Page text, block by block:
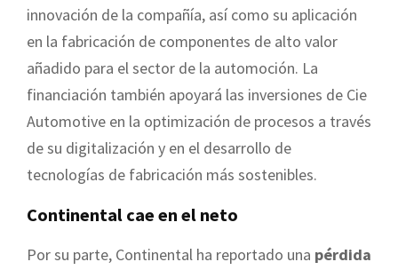
innovación de la compañía, así como su aplicación
en la fabricación de componentes de alto valor
añadido para el sector de la automoción. La
financiación también apoyará las inversiones de Cie
Automotive en la optimización de procesos a través
de su digitalización y en el desarrollo de
tecnologías de fabricación más sostenibles.
Continental cae en el neto
Por su parte, Continental ha reportado una pérdida